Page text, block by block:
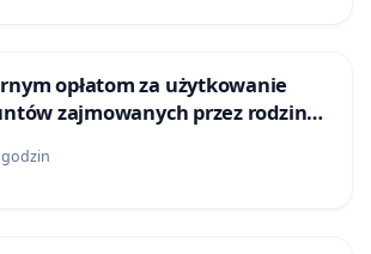
opłatom za użytkowanie
zajmowanych przez rodzinne